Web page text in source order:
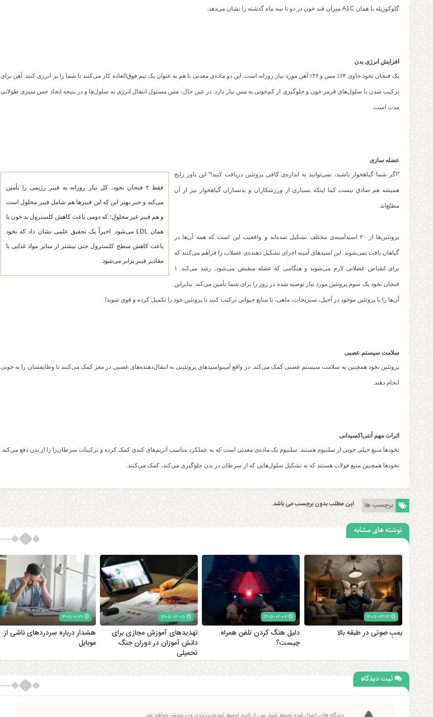
گلوکوزیله یا همان A1C میزان قند خون در دو تا سه ماه گذشته را نشان می‌دهد.
افزایش انرژی بدن
یک فنجان نخود حاوی ۶۴٪ مس و ۲۶٪ آهن مورد نیاز روزانه است. این دو ماده‌ی معدنی با هم به عنوان یک تیم فوق‌العاده کار می‌کنند تا شما را پر انرژی کنند. آهن برای
ترکیب شدن با سلول‌های قرمز خون و جلوگیری از کم‌خونی به مس نیاز دارد. در عین حال، مس مسئول انتقال انرژی به سلول‌ها و در نتیجه ایجاد حس سیری طولانی
مدت است.
عضله سازی
فقط ۲ فنجان نخود، کل نیاز روزانه به فیبر رژیمی را تأمین
می‌کند و خبر بهتر این که این فیبرها هم شامل فیبر محلول است
و هم فیبر غیر محلول؛ که دومی باعث کاهش کلسترول بد خون یا
همان LDL می‌شود. اخیراً یک تحقیق علمی نشان داد که نخود
باعث کاهش سطح کلسترول حتی بیشتر از سایر مواد غذایی با
مقادیر فیبر برابر می‌شود
"اگر شما گیاهخوار باشید، نمی‌توانید به اندازه‌ی کافی پروتئین دریافت کنید!" این باور رایج
همیشه هم صادق نیست کما اینکه بسیاری از ورزشکاران و بدنسازان گیاهخوار نیز از آن
مطلع‌اند.
پروتئین‌ها از ۲۰ اسیدآمینه‌ی مختلف تشکیل شده‌اند و واقعیت این است که همه آن‌ها در
گیاهان یافت نمی‌شوند. این اسیدهای آمینه اجزای تشکیل دهنده‌ی عضلات را فراهم می‌کنند که
برای انقباض عضلانی لازم می‌شوند و هنگامی که عضله منقبض می‌شود، رشد می‌کند. ۱
فنجان نخود یک سوم پروتئین مورد نیاز توصیه شده در روز را برای شما تأمین می‌کند. بنابراین
آن‌ها را با پروتئین موجود در آجیل، سبزیجات، ماهی، یا منابع حیوانی ترکیب کنید تا پروتئین خود را تکمیل کرده و قوی شوید!
سلامت سیستم عصبی
پروتئین نخود همچنین به سلامت سیستم عصبی کمک می‌کند. در واقع آمینواسیدهای پروتئینی به انتقال‌دهنده‌های عصبی در مغز کمک می‌کنند تا وظایفشان را به خوبی
انجام دهند.
اثرات مهم آنتی‌اکسیدانی
نخودها منبع خیلی خوبی از سلنیوم هستند. سلنیوم یک ماده‌ی معدنی است که به عملکرد مناسب آنزیم‌های کبدی کمک کرده و ترکیبات سرطان‌زا را از بدن دفع می‌کند.
نخودها همچنین منبع فولات هستند که به تشکیل سلول‌هایی که از سرطان در بدن جلوگیری می‌کند، کمک می‌کنند.
برچسب ها این مطلب بدون برچسب می باشد.
نوشته های مشابه
۱۴۰۵-۰۳-۱۳
بمبِ صوتی در طبقه بالا
۱۴۰۵-۰۲-۰۷
دلیل هنگ کردن تلفن همراه
چیست؟
تهدیدهای آموزش مجازی برای
دانش آموزان در دوران جنگ
تحمیلی
هشدار درباره سردردهای ناشی از
موبایل
ثبت دیدگاه